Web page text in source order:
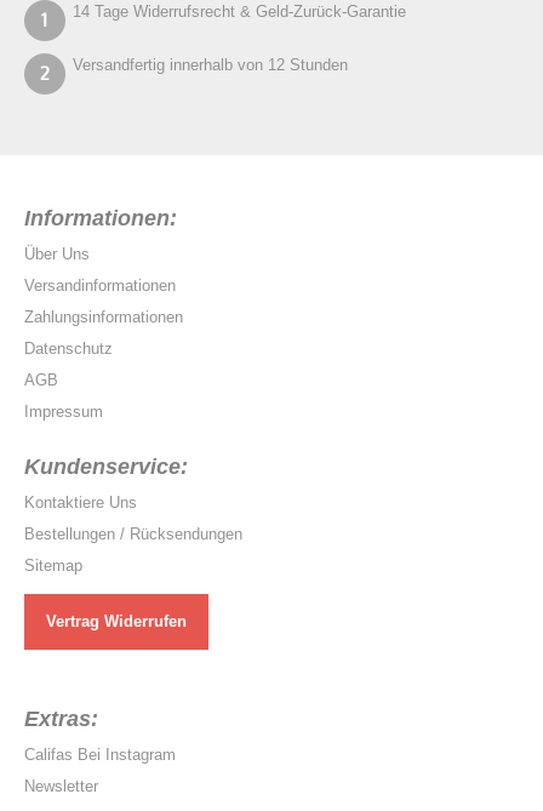
14 Tage Widerrufsrecht & Geld-Zurück-Garantie
Versandfertig innerhalb von 12 Stunden
Informationen:
Über Uns
Versandinformationen
Zahlungsinformationen
Datenschutz
AGB
Impressum
Kundenservice:
Kontaktiere Uns
Bestellungen / Rücksendungen
Sitemap
Vertrag Widerrufen
Extras:
Califas Bei Instagram
Newsletter